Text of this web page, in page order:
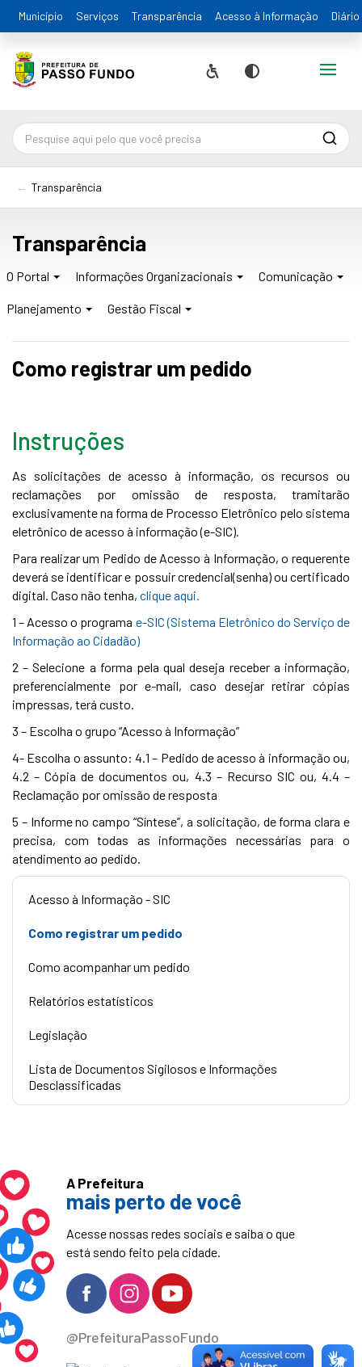
Município Serviços Transparência Acesso à Informação
Acessibilidade
Contraste
Alternar
Transparência
Transparência
O Portal Informações Organizacionais Comunicação
Planejamento Gestão Fiscal
Como registrar um pedido
Instruções
As solicitações de acesso à informação, os recursos ou
reclamações por omissão de resposta, tramitarão
exclusivamente na forma de Processo Eletrônico pelo sistema
eletrônico de acesso à informação (e-SIC).
Para realizar um Pedido de Acesso à Informação, o requerente
deverá se identificar e possuir credencial(senha) ou certificado
digital. Caso não tenha, clique aqui.
1 – Acesso o programa e-SIC (Sistema Eletrônico do Serviço de
Informação ao Cidadão)
2 – Selecione a forma pela qual deseja receber a informação,
preferencialmente por e-mail, caso desejar retirar cópias
impressas, terá custo.
3 – Escolha o grupo “Acesso à Informação”
4- Escolha o assunto: 4.1 – Pedido de acesso à informação ou,
4.2 – Cópia de documentos ou, 4.3 – Recurso SIC ou, 4.4 –
Reclamação por omissão de resposta
5 – Informe no campo “Síntese”, a solicitação, de forma clara e
precisa, com todas as informações necessárias para o
atendimento ao pedido.
Acesso à Informação - SIC
Como registrar um pedido
Como acompanhar um pedido
Relatórios estatísticos
Legislação
Lista de Documentos Sigilosos e Informações
Desclassificadas
A Prefeitura
mais perto de você
Acesse nossas redes sociais e saiba o que
está sendo feito pela cidade.
@PrefeituraPassoFundo